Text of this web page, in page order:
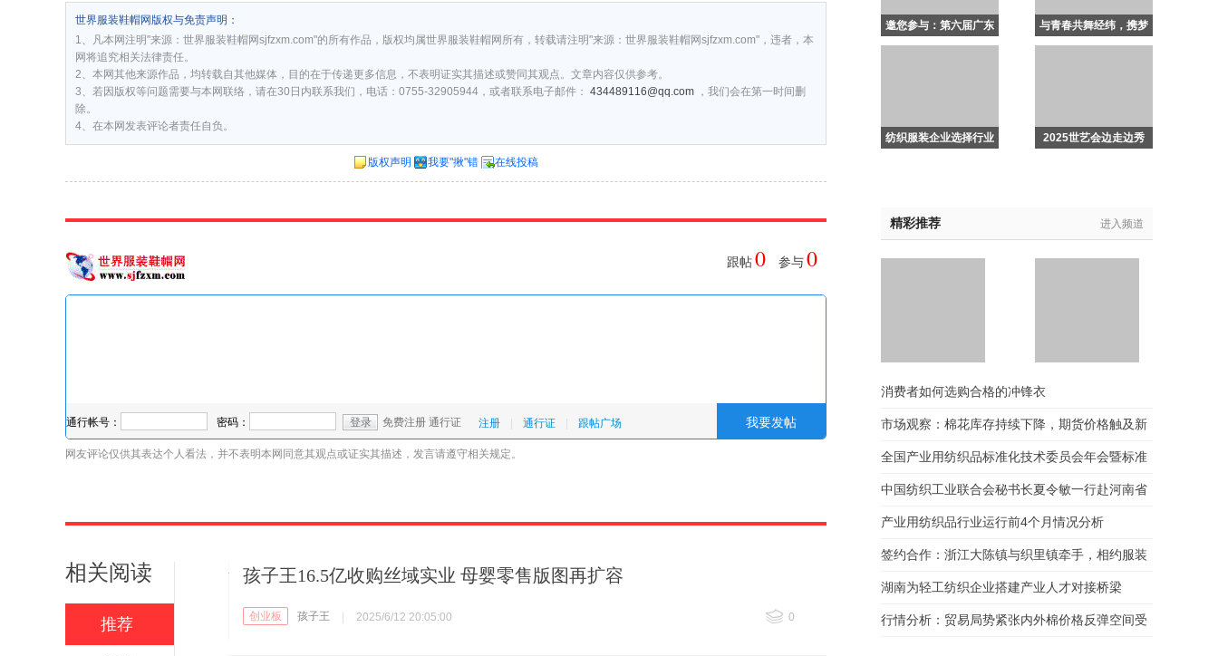
世界服装鞋帽网版权与免责声明：
1、凡本网注明"来源：世界服装鞋帽网sjfzxm.com"的所有作品，版权均属世界服装鞋帽网所有，转载请注明"来源：世界服装鞋帽网sjfzxm.com"，违者，本
网将追究相关法律责任。
2、本网其他来源作品，均转载自其他媒体，目的在于传递更多信息，不表明证实其描述或赞同其观点。文章内容仅供参考。
3、若因版权等问题需要与本网联络，请在30日内联系我们，电话：0755-32905944，或者联系电子邮件： 434489116@qq.com ，我们会在第一时间删
除。
4、在本网发表评论者责任自负。
版权声明 我要"揪"错 在线投稿
跟帖 0 参与 0
注册 通行证 跟帖广场
网友评论仅供其表达个人看法，并不表明本网同意其观点或证实其描述，发言请遵守相关规定。
相关阅读
推荐
孩子王16.5亿收购丝域实业 母婴零售版图再扩容
创业板 孩子王 2025/6/12 20:05:00 0
邀您参与：第六届广东
纺织服装非遗推广大使
与青春共舞经纬，携梦
想同赴山海——2025
纺织服装企业选择行业
2025世艺会边走边秀
精彩推荐 进入频道
先锋”计敏红：于变局中
干绘制发展新图景
公司正式复牌
消费者如何选购合格的冲锋衣
市场观察：棉花库存持续下降，期货价格触及新
高点
全国产业用纺织品标准化技术委员会年会暨标准
审定会在杭州顺利召开
中国纺织工业联合会秘书长夏令敏一行赴河南省
郑州市开展市场调研
产业用纺织品行业运行前4个月情况分析
签约合作：浙江大陈镇与织里镇牵手，相约服装
产业“出圈”
湖南为轻工纺织企业搭建产业人才对接桥梁
行情分析：贸易局势紧张内外棉价格反弹空间受